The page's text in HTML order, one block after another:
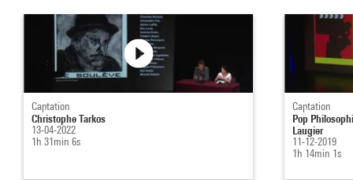
Captation
Christophe Tarkos
13-04-2022
1h 31min 6s
Captation
Pop
Laugier
11-12-2019
1h 14min 1s